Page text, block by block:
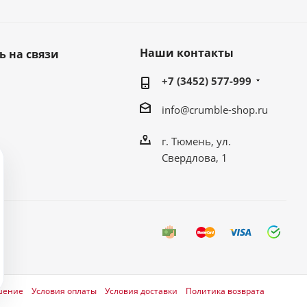
на связи Наши контакты
+7 (3452) 577-999
info@crumble-shop.ru
г. Тюмень, ул.
Свердлова, 1
Условия оплаты Условия доставки Политика возврата